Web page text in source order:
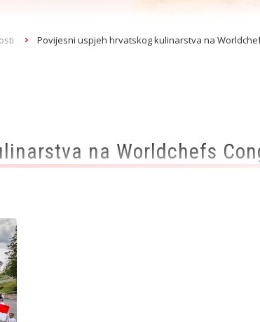
Povijesni uspjeh hrvatskog kulinarstva na
na Worldchefs